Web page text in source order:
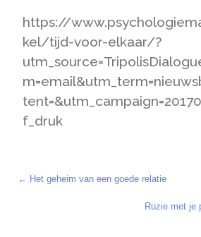
https://
kel/tijd-voor-elkaar/?
f_druk
Posts
← Het geheim van een goede relatie
Ruzie met je